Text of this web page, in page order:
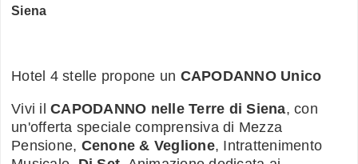
Siena
Hotel 4 stelle propone un CAPODANNO Unico
Vivi il CAPODANNO nelle Terre di Siena, con
un'offerta speciale comprensiva di Mezza
Pensione, Cenone & Veglione, Intrattenimento